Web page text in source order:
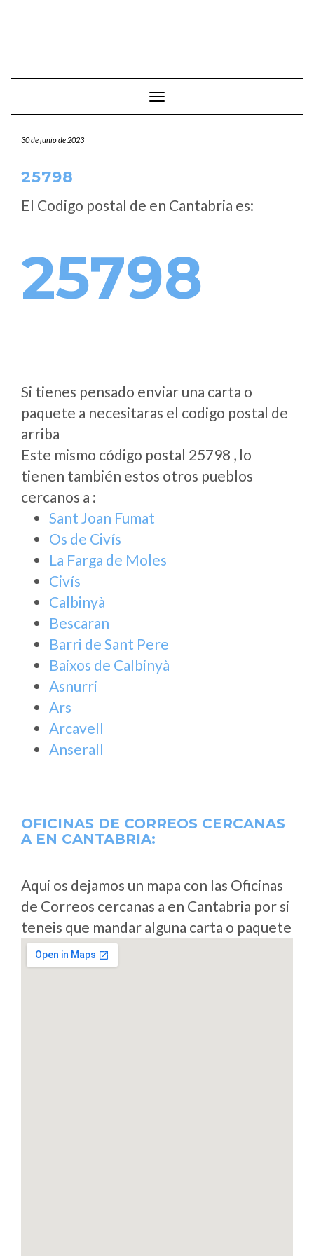
Cambiar modo de navegación
30 de junio de 2023
25798
El Codigo postal de en Cantabria es:
25798
Si tienes pensado enviar una carta o
paquete a necesitaras el codigo postal de
arriba
Este mismo código postal 25798 , lo
tienen también estos otros pueblos
cercanos a :
Sant Joan Fumat
Os de Civís
La Farga de Moles
Civís
Calbinyà
Bescaran
Barri de Sant Pere
Baixos de Calbinyà
Asnurri
Ars
Arcavell
Anserall
OFICINAS DE CORREOS CERCANAS
A EN CANTABRIA:
Aqui os dejamos un mapa con las Oficinas
de Correos cercanas a en Cantabria por si
teneis que mandar alguna carta o paquete